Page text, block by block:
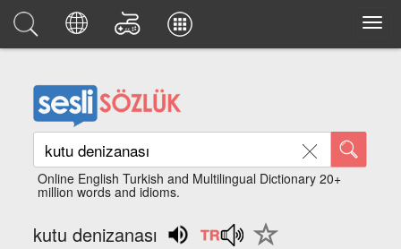
Online English Turkish and Multilingual Dictionary 20+
million words and idioms.
kutu denizanası